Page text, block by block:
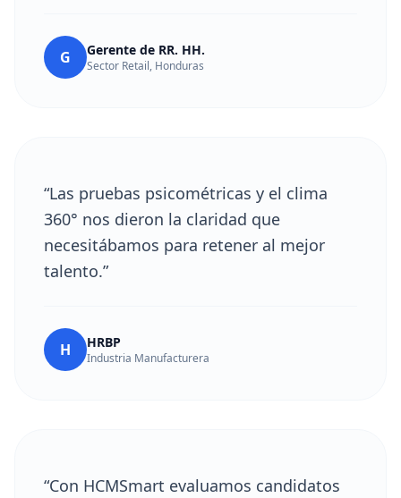
G Gerente de RR. HH.
Sector Retail, Honduras
“Las pruebas psicométricas y el clima
360° nos dieron la claridad que
necesitábamos para retener al mejor
talento.”
H HRBP
Industria Manufacturera
“Con HCMSmart evaluamos candidatos